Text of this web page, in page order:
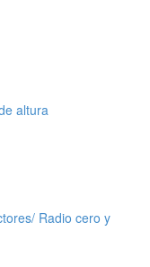
altura
Radio cero y